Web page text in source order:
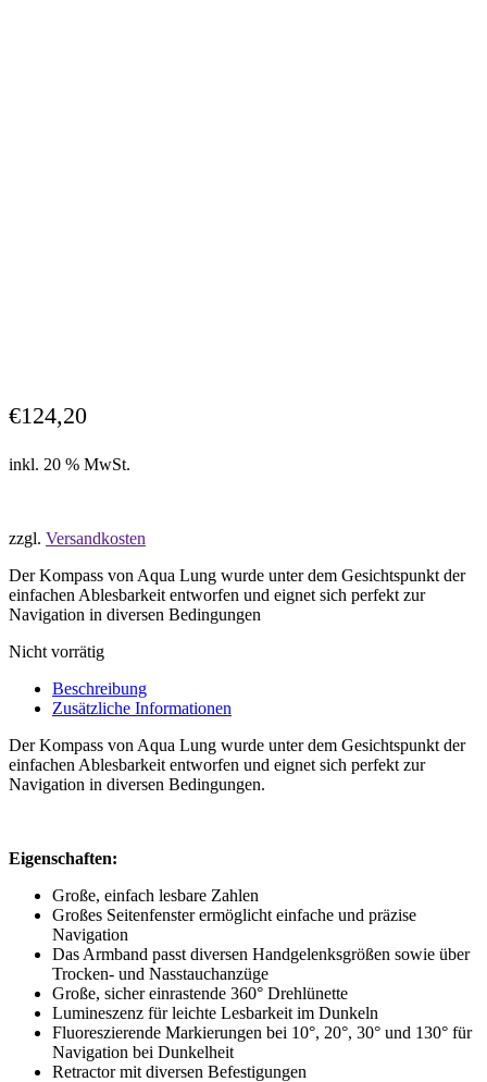
€124,20
inkl. 20 % MwSt.
zzgl. Versandkosten
Der Kompass von Aqua Lung wurde unter dem Gesichtspunkt der
einfachen Ablesbarkeit entworfen und eignet sich perfekt zur
Navigation in diversen Bedingungen
Nicht vorrätig
Beschreibung
Zusätzliche Informationen
Der Kompass von Aqua Lung wurde unter dem Gesichtspunkt der
einfachen Ablesbarkeit entworfen und eignet sich perfekt zur
Navigation in diversen Bedingungen.
Eigenschaften:
Große, einfach lesbare Zahlen
Großes Seitenfenster ermöglicht einfache und präzise
Navigation
Das Armband passt diversen Handgelenksgrößen sowie über
Trocken- und Nasstauchanzüge
Große, sicher einrastende 360° Drehlünette
Lumineszenz für leichte Lesbarkeit im Dunkeln
Fluoreszierende Markierungen bei 10°, 20°, 30° und 130° für
Navigation bei Dunkelheit
Retractor mit diversen Befestigungen